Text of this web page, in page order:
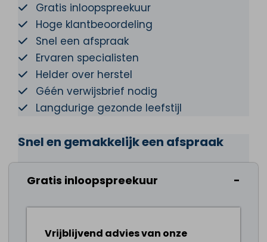
Gratis inloopspreekuur
Hoge klantbeoordeling
Snel een afspraak
Ervaren specialisten
Helder over herstel
Géén verwijsbrief nodig
Langdurige gezonde leefstijl
Snel en gemakkelijk een afspraak
jouw klachten geholpen te worden.
Gratis inloopspreekuur
Vrijblijvend advies van onze